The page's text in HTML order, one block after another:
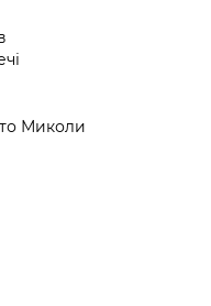
Миколи